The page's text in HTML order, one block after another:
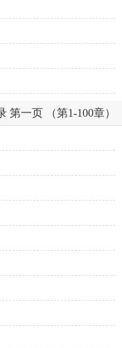
第一页 （第1-100章）